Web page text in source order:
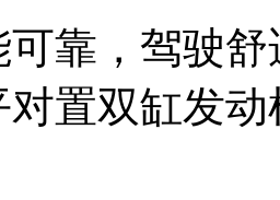
靠，驾驶舒
置双缸发